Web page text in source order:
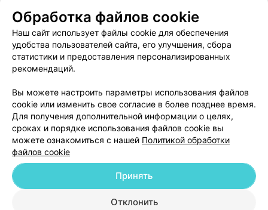
Пользовательское соглашение
Способы оплаты
Вакансии
Партнеры
Написать руководителю 103.by
Обработка персональных данных
© 2026 ООО «Артокс Лаб», УНП 191700409
| 220012, Республика Беларусь,
г. Минск, улица Толбухина, 2, пом. 16 | help@103.by
Обработка файлов cookie
Наш сайт использует файлы cookie для обеспечения
удобства пользователей сайта, его улучшения, сбора
статистики и предоставления персонализированных
рекомендаций.
Вы можете настроить параметры использования файлов
cookie или изменить свое согласие в более позднее время.
Для получения дополнительной информации о целях,
сроках и порядке использования файлов cookie вы
можете ознакомиться с нашей Политикой обработки
файлов cookie
Отклонить
Принять